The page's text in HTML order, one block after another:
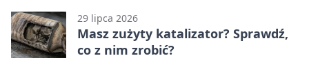
29 lipca 2026
Masz zużyty katalizator? Sprawdź,
co z nim zrobić?